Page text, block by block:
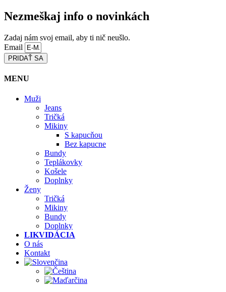
Nezmeškaj info o novinkách
Zadaj nám svoj email, aby ti nič neušlo.
Email
PRIDAŤ SA
MENU
Muži
Jeans
Tričká
Mikiny
S kapucňou
Bez kapucne
Bundy
Teplákovky
Košele
Doplnky
Ženy
Tričká
Mikiny
Bundy
Doplnky
LIKVIDÁCIA
O nás
Kontakt